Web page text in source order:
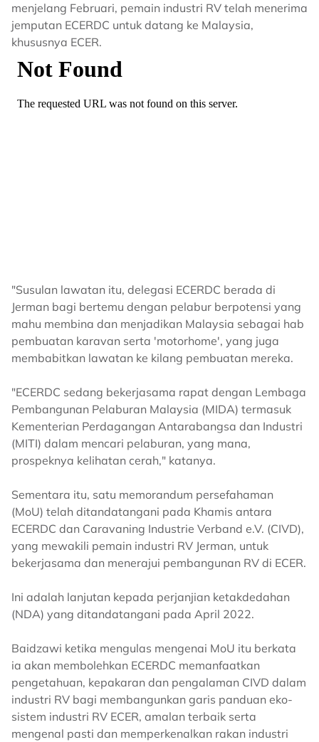
menjelang Februari, pemain industri RV telah menerima
jemputan ECERDC untuk datang ke Malaysia,
khususnya ECER.
"Susulan lawatan itu, delegasi ECERDC berada di
Jerman bagi bertemu dengan pelabur berpotensi yang
mahu membina dan menjadikan Malaysia sebagai hab
pembuatan karavan serta 'motorhome', yang juga
membabitkan lawatan ke kilang pembuatan mereka.
"ECERDC sedang bekerjasama rapat dengan Lembaga
Pembangunan Pelaburan Malaysia (MIDA) termasuk
Kementerian Perdagangan Antarabangsa dan Industri
(MITI) dalam mencari pelaburan, yang mana,
prospeknya kelihatan cerah," katanya.
Sementara itu, satu memorandum persefahaman
(MoU) telah ditandatangani pada Khamis antara
ECERDC dan Caravaning Industrie Verband e.V. (CIVD),
yang mewakili pemain industri RV Jerman, untuk
bekerjasama dan menerajui pembangunan RV di ECER.
Ini adalah lanjutan kepada perjanjian ketakdedahan
(NDA) yang ditandatangani pada April 2022.
Baidzawi ketika mengulas mengenai MoU itu berkata
ia akan membolehkan ECERDC memanfaatkan
pengetahuan, kepakaran dan pengalaman CIVD dalam
industri RV bagi membangunkan garis panduan eko-
sistem industri RV ECER, amalan terbaik serta
mengenal pasti dan memperkenalkan rakan industri